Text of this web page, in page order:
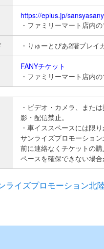
https://eplus.jp/
・ファミリーマート店内
・りゅーとぴあ2階プレイ
FANYチケット
・ファミリーマート店内
・ビデオ・カメラ、また
影・配信禁止。
・車イススペースには限
サンライズプロモーショ
前に連絡なくチケットの
ペースを確保できない場合
ライズプロモーション